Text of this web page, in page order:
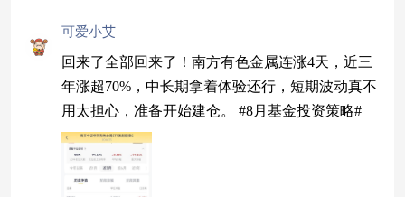
可爱小艾
回来了全部回来了！南方有色金属连涨4天，近三
年涨超70%，中长期拿着体验还行，短期波动真不
用太担心，准备开始建仓。 #8月基金投资策略#